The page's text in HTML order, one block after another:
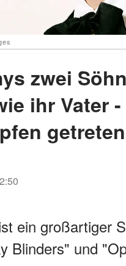
zwei
ihr Vater
getreten
ein großartiger
Blinders" und